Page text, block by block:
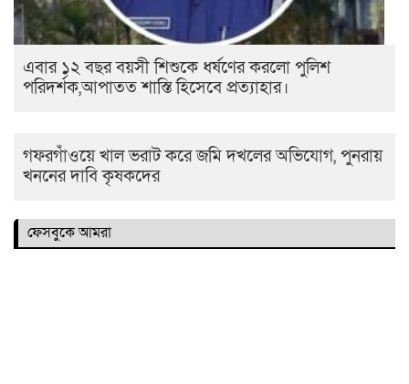
এবার ১২ বছর বয়সী শিশুকে ধর্ষণের করলো পুলিশ
পরিদর্শক,আপাতত শাস্তি হিসেবে প্রত্যাহার।
গফরগাঁওয়ে খাল ভরাট করে জমি দখলের অভিযোগ, পুনরায়
খননের দাবি কৃষকদের
ফেসবুকে আমরা